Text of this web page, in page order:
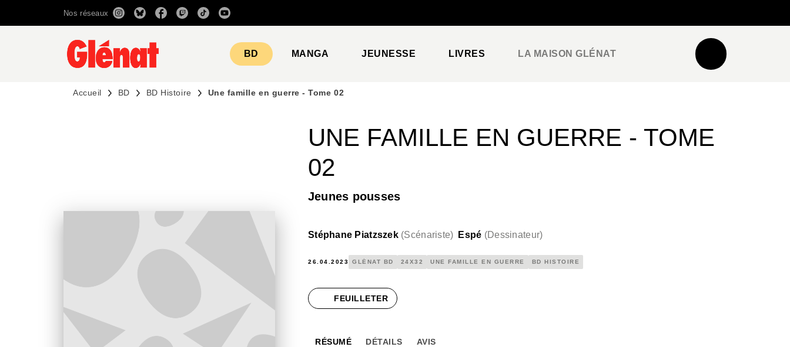
RECHERCHE CONTENU
Nos réseaux
BD MANGA JEUNESSE LIVRES LA MAISON GLÉNAT
Accueil BD BD Histoire Une famille en guerre - Tome 02
UNE FAMILLE EN GUERRE - TOME
02
Jeunes pousses
Stéphane Piatzszek (Scénariste) Espé (Dessinateur)
26.04.2023 GLÉNAT BD 24X32 UNE FAMILLE EN GUERRE BD HISTOIRE
FEUILLETER
RÉSUMÉ DÉTAILS AVIS